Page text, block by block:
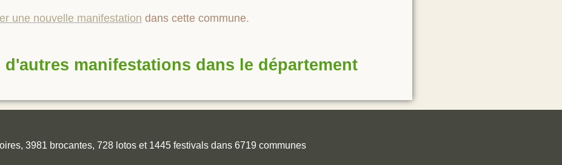
une nouvelle manifestation dans cette commune.
d'autres manifestations dans le département
3981 brocantes, 728 lotos et 1445 festivals dans 6719 communes